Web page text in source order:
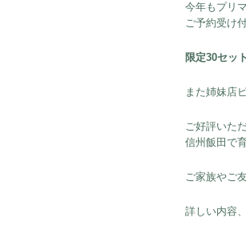
今年もプリ
ご予約受け
限定30セット
また姉妹店
ご好評いた
信州飯田で
ご家族やご
詳しい内容